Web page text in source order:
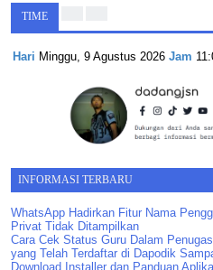
TIME
Hari Minggu, 9 Agustus 2026 Jam
INFORMASI TERBARU
WhatsApp Hadirkan Fitur Nama
Privat Tidak Ditampilkan
Cara Cek Status Guru Dalam
yang Telah Terdaftar di Dapodik
Download Installer dan Panduan